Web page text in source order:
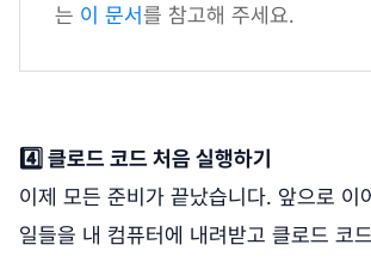
는 이 문서를 참고해 주세요.
4️⃣ 클로드 코드 처음 실행하기
이제 모든 준비가 끝났습니다. 앞으로 이
일들을 내 컴퓨터에 내려받고 클로드 코